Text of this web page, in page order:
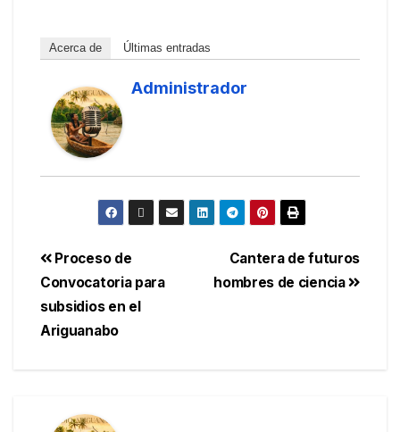
Acerca de Últimas entradas
Administrador
Cantera de futuros
hombres de ciencia
Proceso de
Convocatoria para
subsidios en el
Ariguanabo